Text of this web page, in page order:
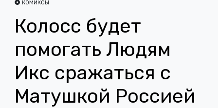
КОМИКСЫ
Колосс будет
помогать Людям
Икс сражаться с
Матушкой Россией